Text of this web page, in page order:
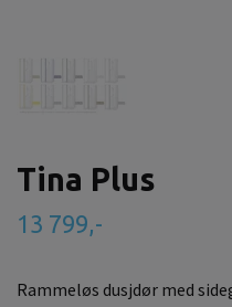
Tina Plus
13 799,-
Rammeløs dusjdør med